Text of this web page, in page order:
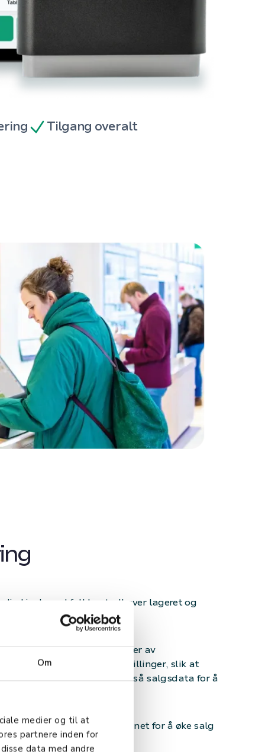
Om
medier og til at
partnere inden for
data med andre
Tilgang overalt
din kiosk med full kontroll over lageret og
ytelse.
ikke bare oppdateringer av
om behov for nye bestillinger, slik at
tomme, men analyserer også salgsdata for å
lager, er det designet for å øke salg
av ulike bedrifter.